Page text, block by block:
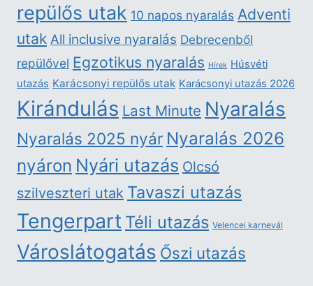
repülős utak 10 napos nyaralás Adventi
utak All inclusive nyaralás Debrecenből
repülővel Egzotikus nyaralás Hírek Húsvéti
utazás Karácsonyi repülős utak Karácsonyi utazás 2026
Kirándulás Last Minute Nyaralás
Nyaralás 2025 nyár Nyaralás 2026
nyáron Nyári utazás Olcsó
szilveszteri utak Tavaszi utazás
Tengerpart Téli utazás Velencei karnevál
Városlátogatás Őszi utazás